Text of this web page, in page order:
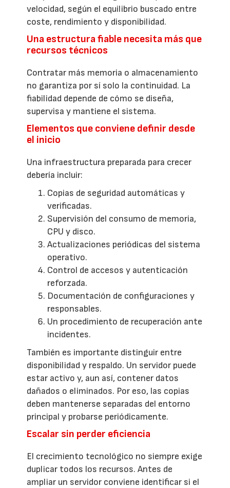
velocidad, según el equilibrio buscado entre
coste, rendimiento y disponibilidad.
Una estructura fiable necesita más que
recursos técnicos
Contratar más memoria o almacenamiento
no garantiza por sí solo la continuidad. La
fiabilidad depende de cómo se diseña,
supervisa y mantiene el sistema.
Elementos que conviene definir desde
el inicio
Una infraestructura preparada para crecer
debería incluir:
Copias de seguridad automáticas y
verificadas.
Supervisión del consumo de memoria,
CPU y disco.
Actualizaciones periódicas del sistema
operativo.
Control de accesos y autenticación
reforzada.
Documentación de configuraciones y
responsables.
Un procedimiento de recuperación ante
incidentes.
También es importante distinguir entre
disponibilidad y respaldo. Un servidor puede
estar activo y, aun así, contener datos
dañados o eliminados. Por eso, las copias
deben mantenerse separadas del entorno
principal y probarse periódicamente.
Escalar sin perder eficiencia
El crecimiento tecnológico no siempre exige
duplicar todos los recursos. Antes de
ampliar un servidor conviene identificar si el